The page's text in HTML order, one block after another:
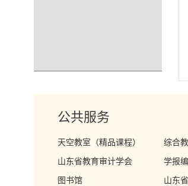
公共服务
天空教室（精品课程）
综合
山东省教育审计学会
学报
图书馆
山东